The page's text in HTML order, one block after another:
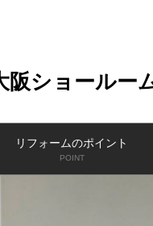
リフォームのポイント
POINT